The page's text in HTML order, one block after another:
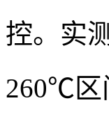
控。实
260℃区